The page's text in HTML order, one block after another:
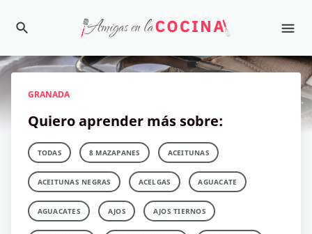
GRANADA
Quiero aprender más sobre:
TODAS 8 MAZAPANES ACEITUNAS
ACEITUNAS NEGRAS ACELGAS AGUACATE
AGUACATES AJOS AJOS TIERNOS